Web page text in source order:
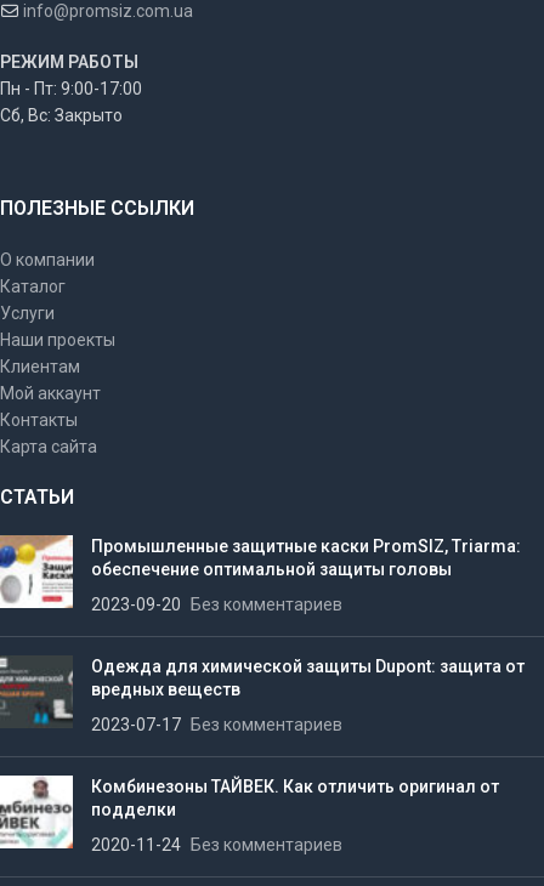
info@promsiz.com.ua
РЕЖИМ РАБОТЫ
Пн - Пт: 9:00-17:00
Сб, Вс: Закрыто
ПОЛЕЗНЫЕ ССЫЛКИ
О компании
Каталог
Услуги
Наши проекты
Клиентам
Мой аккаунт
Контакты
Карта сайта
СТАТЬИ
Промышленные защитные каски PromSIZ, Triarma:
обеспечение оптимальной защиты головы
2023-09-20
Без комментариев
Одежда для химической защиты Dupont: защита от
вредных веществ
2023-07-17
Без комментариев
Комбинезоны ТАЙВЕК. Как отличить оригинал от
подделки
2020-11-24
Без комментариев